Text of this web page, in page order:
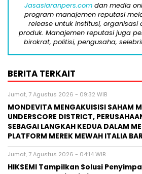
Jasasiaranpers.com dan media
program manajemen reputasi
release untuk institusi,
produk. Manajemen reputasi juga
birokrat, politisi, pengusaha,
BERITA TERKAIT
Jumat, 7 Agustus 2026 - 09:32 WIB
MONDEVITA MENGAKUISISI SAHAM
UNDERSCORE DISTRICT,
SEBAGAI LANGKAH KEDUA DALAM
PLATFORM MEREK MEWAH ITALIA
Jumat, 7 Agustus 2026 - 04:14 WIB
HIKSEMI Tampilkan Solusi